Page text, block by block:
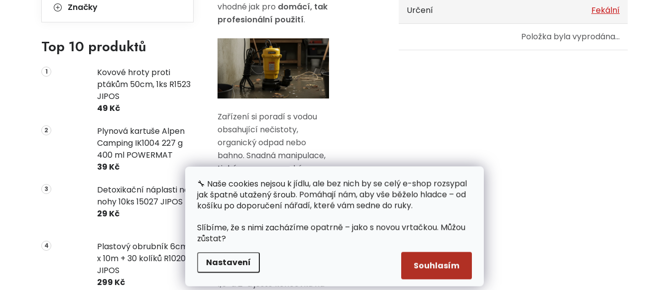
🔧 Naše cookies nejsou k jídlu, ale bez nich by se celý e-shop rozsypal
jak špatně utažený šroub. Pomáhají nám, aby vše běželo hladce – od
košíku po doporučení nářadí, které vám sedne do ruky.
Slíbíme, že s nimi zacházíme opatrně – jako s novou vrtačkou. Můžou
zůstat?
Nastavení Souhlasím
Značky
Top 10 produktů
Kovové hroty proti
ptákům 50cm, 1ks R1523
JIPOS
49 Kč
Plynová kartuše Alpen
Camping IK1004 227 g
400 ml POWERMAT
39 Kč
Detoxikační náplasti na
nohy 10ks 15027 JIPOS
29 Kč
Plastový obrubník 6cm
x 10m + 30 kolíků R1020
JIPOS
299 Kč
vhodné jak pro domácí, tak
profesionální použití.
Zařízení si poradí s vodou
obsahující nečistoty,
organický odpad nebo
bahno. Snadná manipulace,
tichý provoz a vysoká
životnost dělají z tohoto
čerpadla spolehlivého
pomocníka na stavbě,
Obrovskou výhodou je, že
balení čerpadla obsahuje
koncovky o velikostech 1",
1,5" a 2" a ještě koncovku na
Určení Fekální
Položka byla vyprodána…